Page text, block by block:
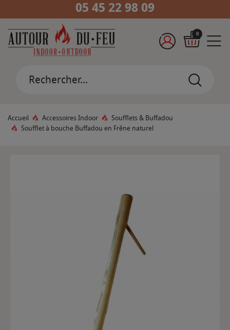
05 45 22 98 09
0
Accueil Accessoires Indoor
Soufflets & Buffadou
Soufflet à bouche Buffadou en Frêne naturel